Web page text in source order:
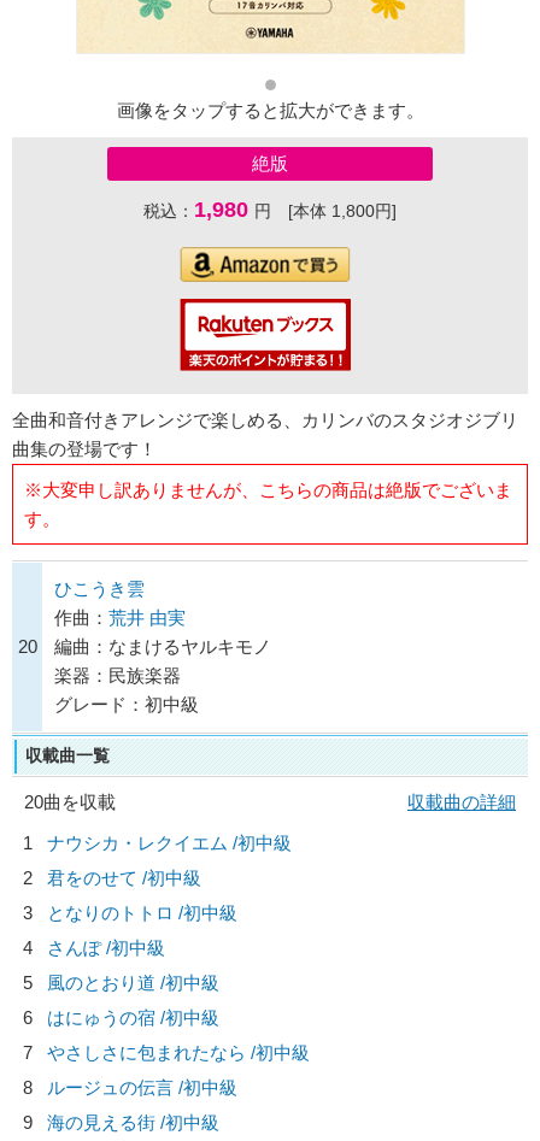
画像をタップすると拡大ができます。
絶版
税込： 1,980 円 [本体 1,800円]
全曲和音付きアレンジで楽しめる、カリンバのスタジオジブリ
曲集の登場です！
※大変申し訳ありませんが、こちらの商品は絶版でございま
す。
20
ひこうき雲
作曲： 荒井 由実
編曲：なまけるヤルキモノ
楽器：民族楽器
グレード：初中級
収載曲一覧
20曲を収載
収載曲の詳細
1
ナウシカ・レクイエム /初中級
2
君をのせて /初中級
3
となりのトトロ /初中級
4
さんぽ /初中級
5
風のとおり道 /初中級
6
はにゅうの宿 /初中級
7
やさしさに包まれたなら /初中級
8
ルージュの伝言 /初中級
9
海の見える街 /初中級